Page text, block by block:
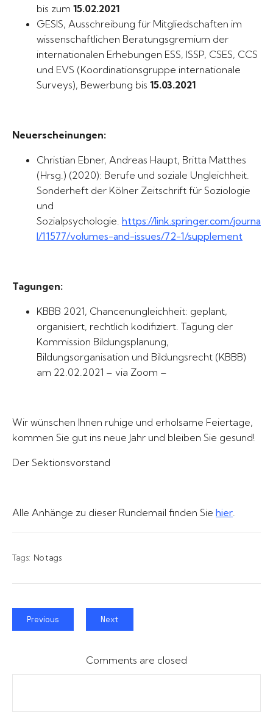
bis zum 15.02.2021
GESIS, Ausschreibung für Mitgliedschaften im
wissenschaftlichen Beratungsgremium der
internationalen Erhebungen ESS, ISSP, CSES, CCS
und EVS (Koordinationsgruppe internationale
Surveys), Bewerbung bis 15.03.2021
Neuerscheinungen:
Christian Ebner, Andreas Haupt, Britta Matthes
(Hrsg.) (2020): Berufe und soziale Ungleichheit.
Sonderheft der Kölner Zeitschrift für Soziologie
und
Sozialpsychologie. https://link.springer.com/journa
l/11577/volumes-and-issues/72-1/supplement
Tagungen:
KBBB 2021, Chancenungleichheit: geplant,
organisiert, rechtlich kodifiziert. Tagung der
Kommission Bildungsplanung,
Bildungsorganisation und Bildungsrecht (KBBB)
am 22.02.2021 – via Zoom –
Wir wünschen Ihnen ruhige und erholsame Feiertage,
kommen Sie gut ins neue Jahr und bleiben Sie gesund!
Der Sektionsvorstand
Alle Anhänge zu dieser Rundemail finden Sie hier.
Tags: No tags
Previous Next
Comments are closed